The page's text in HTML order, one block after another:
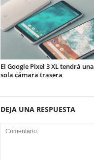
El Google Pixel 3 XL tendrá una
sola cámara trasera
DEJA UNA RESPUESTA